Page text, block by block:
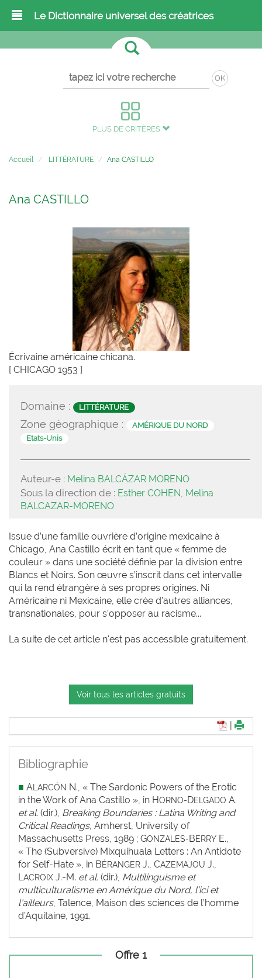
Le Dictionnaire universel des créatrices
OK
PLUS DE CRITÈRES
Accueil LITTÉRATURE Ana CASTILLO
Ana CASTILLO
Écrivaine américaine chicana.
[ CHICAGO 1953 ]
Domaine : LITTÉRATURE
Zone géographique :
AMÉRIQUE DU NORD
Etats-Unis
Auteur-e : Melina BALCÁZAR MORENO
Sous la direction de : Esther COHEN, Melina
BALCAZAR-MORENO
Issue d’une famille ouvrière d’origine mexicaine à
Chicago, Ana Castillo écrit en tant que « femme de
couleur » dans une société définie par la division entre
Blancs et Noirs. Son œuvre s’inscrit dans cet intervalle
qui la rend étrangère à ses propres origines. Ni
Américaine ni Mexicaine, elle crée d’autres alliances,
transnationales, pour s’opposer au racisme...
La suite de cet article n'est pas accessible gratuitement.
Voir tous les articles gratuits
Bibliographie
■ ALARCÓN N., « The Sardonic Powers of the Erotic
in the Work of Ana Castillo », in HORNO-DELGADO A.
et al. (dir.), Breaking Boundaries : Latina Writing and
Critical Readings, Amherst, University of
Massachusetts Press, 1989 ; GONZALES-BERRY E.,
« The (Subversive) Mixquihuala Letters : An Antidote
for Self-Hate », in BÉRANGER J., CAZEMAJOU J.,
LACROIX J.-M. et al. (dir.), Multilinguisme et
multiculturalisme en Amérique du Nord, l’ici et
l’ailleurs, Talence, Maison des sciences de l’homme
d’Aquitaine, 1991.
Offre 1